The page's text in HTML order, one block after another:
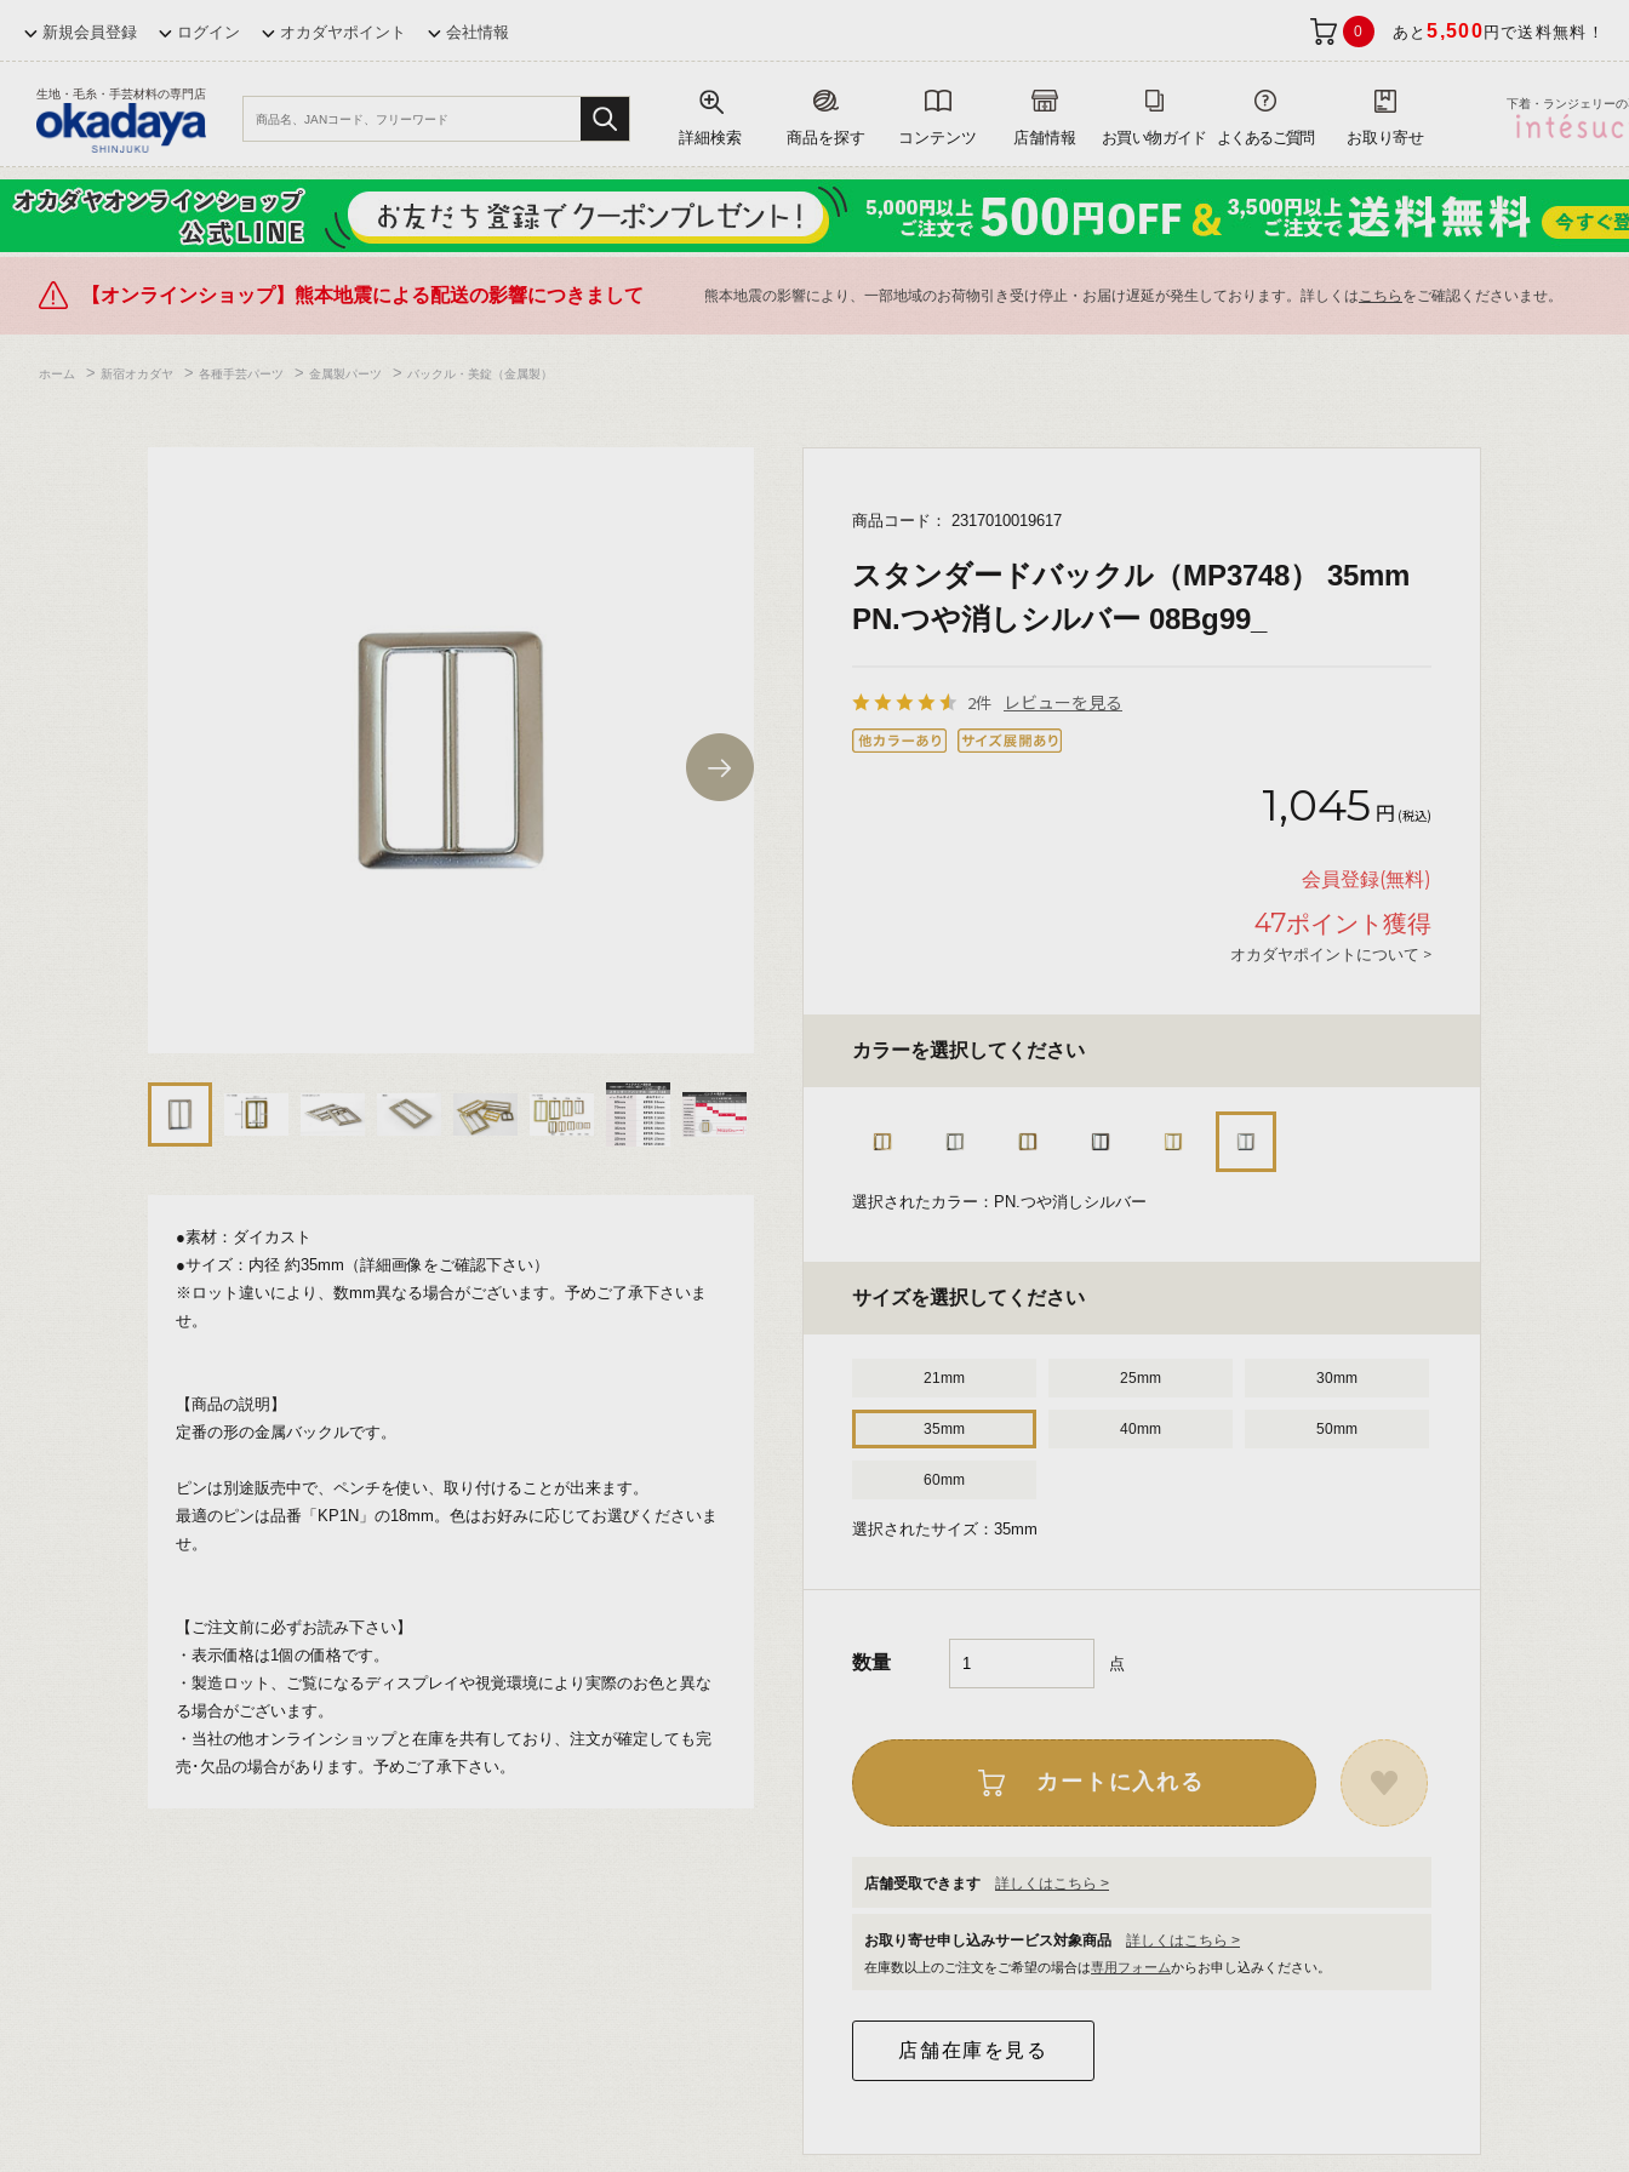
新規会員登録 ログイン オカダヤポイント 会社情報 0 あと5,500 円で送料無料！
生地・毛糸・手芸材料の専門店
詳細検索 商品を探す コンテンツ 店舗情報 お買い物ガイド よくあるご質問 お取り寄せ
下着・ランジェリー
【オンラインショップ】熊本地震による配送の影響につきまして 熊本地震の影響により、一部地域のお荷物引き受け停止・お届け遅延が発生しております。詳しくはこちら をご確認くださいませ。
ホーム > 新宿オカダヤ > 各種手芸パーツ > 金属製パーツ > バックル・美錠（金属製）
●素材：ダイカスト
●サイズ：内径 約35mm（詳細画像をご確認下さい）
※ロット違いにより、数mm異なる場合がございます。予めご了承下さいま
せ。
【商品の説明】
定番の形の金属バックルです。
ピンは別途販売中で、ペンチを使い、取り付けることが出来ます。
最適のピンは品番「KP1N」の18mm。色はお好みに応じてお選びくださいま
せ。
【ご注文前に必ずお読み下さい】
・表示価格は1個の価格です。
・製造ロット、ご覧になるディスプレイや視覚環境により実際のお色と異な
る場合がございます。
・当社の他オンラインショップと在庫を共有しており、注文が確定しても完
売･欠品の場合があります。予めご了承下さい。
商品コード： 2317010019617
スタンダードバックル（MP3748） 35mm
PN.つや消しシルバー 08Bg99_
2件 レビューを見る
1,045 円 (税込)
会員登録(無料)
47ポイント獲得
オカダヤポイントについて >
カラーを選択してください
選択されたカラー：PN.つや消しシルバー
サイズを選択してください
21mm 25mm 30mm
35mm 40mm 50mm
60mm
選択されたサイズ：35mm
数量 点
カートに入れる
店舗受取できます 詳しくはこちら >
お取り寄せ申し込みサービス対象商品 詳しくはこちら >
在庫数以上のご注文をご希望の場合は専用フォームからお申し込みください。